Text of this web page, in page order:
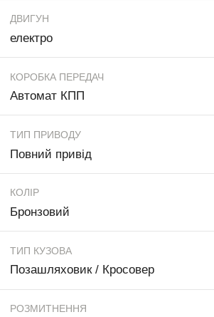
ДВИГУН
електро
КОРОБКА ПЕРЕДАЧ
Автомат КПП
ТИП ПРИВОДУ
Повний привід
КОЛІР
Бронзовий
ТИП КУЗОВА
Позашляховик / Кросовер
РОЗМИТНЕННЯ